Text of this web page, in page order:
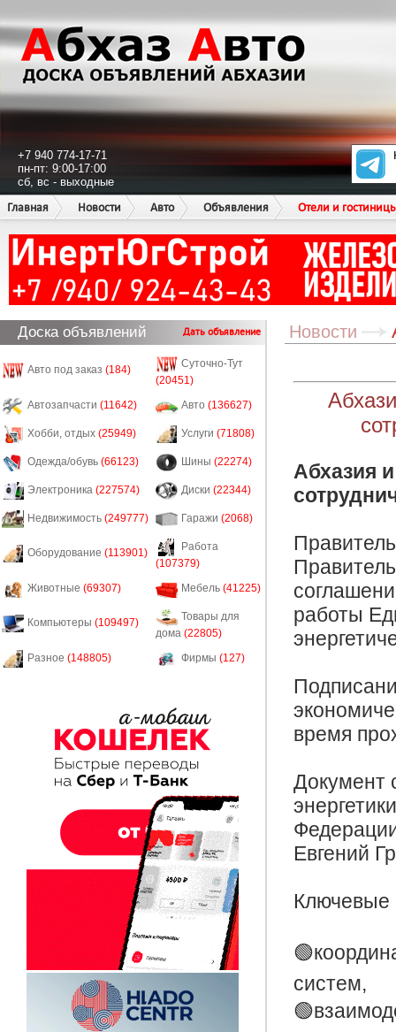
+7 940 774-17-71
пн-пт: 9:00-17:00
сб, вс - выходные
Главная
Новости Авто Объявления Отели и
Доска объявлений Дать объявление
Авто под заказ (184)
Суточно-Тут
(20451)
Автозапчасти (11642) Авто (136627)
Хобби, отдых (25949) Услуги (71808)
Одежда/обувь (66123) Шины (22274)
Электроника (227574) Диски (22344)
Недвижимость (249777) Гаражи (2068)
Оборудование (113901)
Работа
(107379)
Животные (69307) Мебель (41225)
Компьютеры (109497)
Товары для
дома (22805)
Разное (148805) Фирмы (127)
Новости
Абхазия
работы
время
Документ
Евгений
Ключевые
систем,